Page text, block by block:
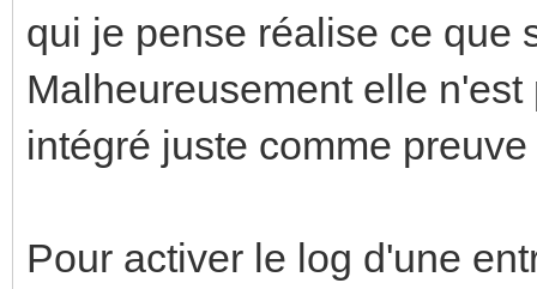
qui je pense réalise ce que
Malheureusement elle
intégré juste comme
Pour activer le log d'une